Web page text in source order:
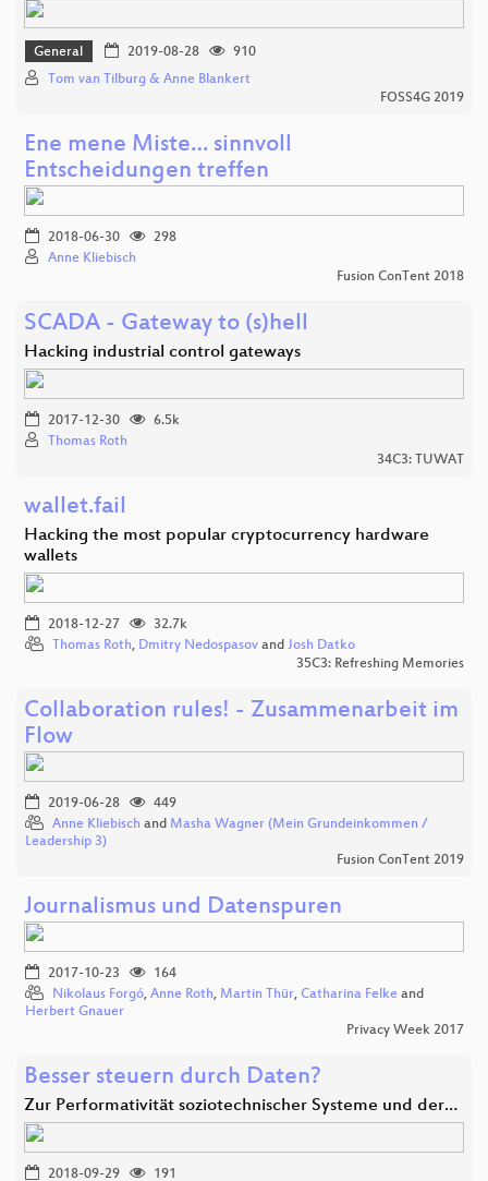
General 2019-08-28
910
Tom van Tilburg & Anne Blankert
FOSS4G 2019
Ene mene Miste… sinnvoll
Entscheidungen treffen
2018-06-30
298
Anne Kliebisch
Fusion ConTent 2018
SCADA - Gateway to (s)hell
Hacking industrial control gateways
2017-12-30
6.5k
Thomas Roth
34C3: TUWAT
wallet.fail
Hacking the most popular cryptocurrency hardware
wallets
2018-12-27
32.7k
Thomas Roth, Dmitry Nedospasov and Josh Datko
35C3: Refreshing Memories
Collaboration rules! - Zusammenarbeit im
Flow
2019-06-28
449
Anne Kliebisch and Masha Wagner (Mein Grundeinkommen /
Leadership 3)
Fusion ConTent 2019
Journalismus und Datenspuren
2017-10-23
164
Nikolaus Forgó, Anne Roth, Martin Thür, Catharina Felke and
Herbert Gnauer
Privacy Week 2017
Besser steuern durch Daten?
Zur Performativität soziotechnischer Systeme und der…
2018-09-29 191